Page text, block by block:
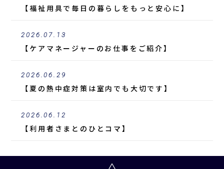
【福祉用具で毎日の暮らしをもっと安心に】
2026.07.13
【ケアマネージャーのお仕事をご紹介】
2026.06.29
【夏の熱中症対策は室内でも大切です】
2026.06.12
【利用者さまとのひとコマ】